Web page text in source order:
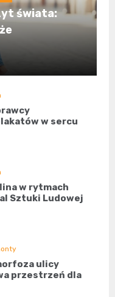
świata:
w sercu
w rytmach
Sztuki Ludowej
ulicy
przestrzeń dla